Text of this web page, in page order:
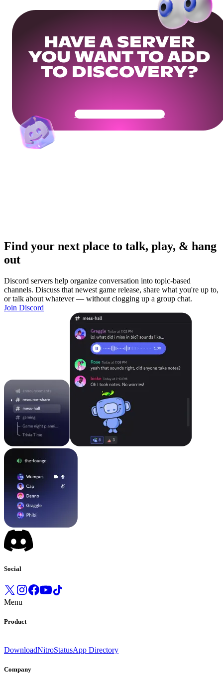
HAVE A SERVER
YOU WANT TO ADD
TO DISCOVERY?
Get Your Community Ready
Find your next place to talk, play, & hang
out
Discord servers help organize conversation into topic-based
channels. Discuss that newest game release, share what you're up to,
or talk about whatever — without clogging up a group chat.
Join Discord
Social
Menu
Product
DownloadNitroStatusApp Directory
Company